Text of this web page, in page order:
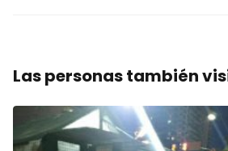
Las personas también